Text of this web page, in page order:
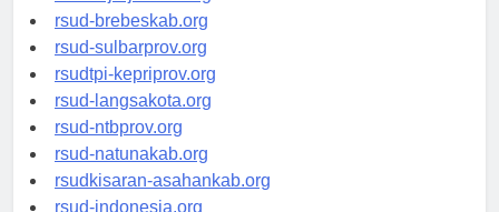
rsudkoja-jakarta.org
rsud-brebeskab.org
rsud-sulbarprov.org
rsudtpi-kepriprov.org
rsud-langsakota.org
rsud-ntbprov.org
rsud-natunakab.org
rsudkisaran-asahankab.org